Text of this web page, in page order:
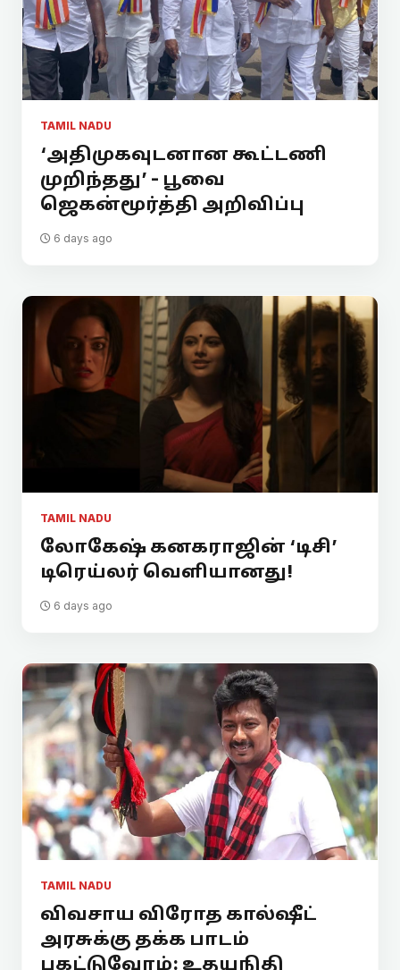
TAMIL NADU
‘அதிமுகவுடனான கூட்டணி
முறிந்தது’ - பூவை
ஜெகன்மூர்த்தி அறிவிப்பு
6 days ago
TAMIL NADU
லோகேஷ் கனகராஜின் ‘டிசி’
டிரெய்லர் வெளியானது!
6 days ago
TAMIL NADU
விவசாய விரோத கால்ஷீட்
அரசுக்கு தக்க பாடம்
புகட்டுவோம்: உதயநிதி